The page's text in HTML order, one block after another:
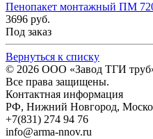
Пенопакет монтажный ПМ
3696 руб.
Под заказ
Вернуться к списку
© 2026 ООО «Завод ТГИ
Все права защищены.
Контактная информация
РФ, Нижний Новгород,
+7(831) 274 94 76
info@arma-nnov.ru